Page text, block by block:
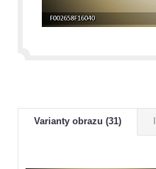
Varianty obrazu (31)